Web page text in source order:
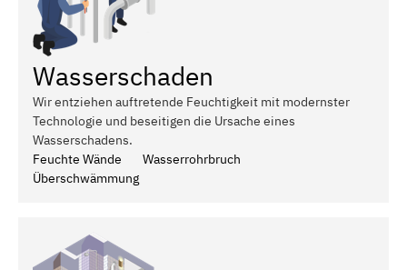
Wasserschaden
Wir entziehen auftretende Feuchtigkeit mit modernster
Technologie und beseitigen die Ursache eines
Wasserschadens.
Feuchte Wände
Wasserrohrbruch
Überschwämmung